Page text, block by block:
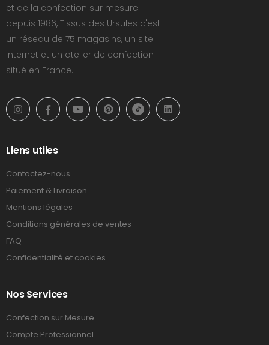
et de la confection sur mesure
depuis 1986, Tissus des Ursules c'est
un réseau de 75 magasins, un site
Internet et un atelier de confection
situé en France.
Liens utiles
Contactez-nous
Paiement & Livraison
Mentions légales
Conditions générales de ventes
FAQ
Confidentialité et cookies
Nos Services
Confection sur Mesure
Compte Professionnel